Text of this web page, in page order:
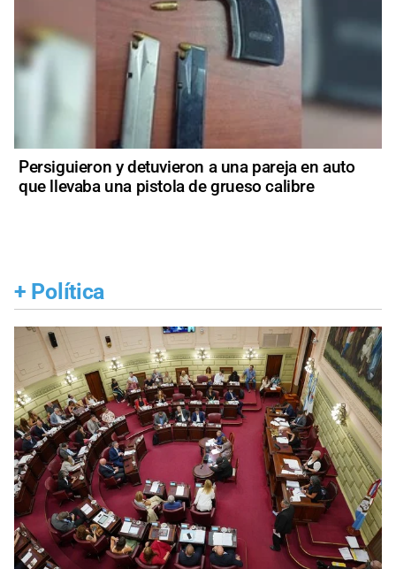
Persiguieron y detuvieron a una pareja en auto
que llevaba una pistola de grueso calibre
+ Política